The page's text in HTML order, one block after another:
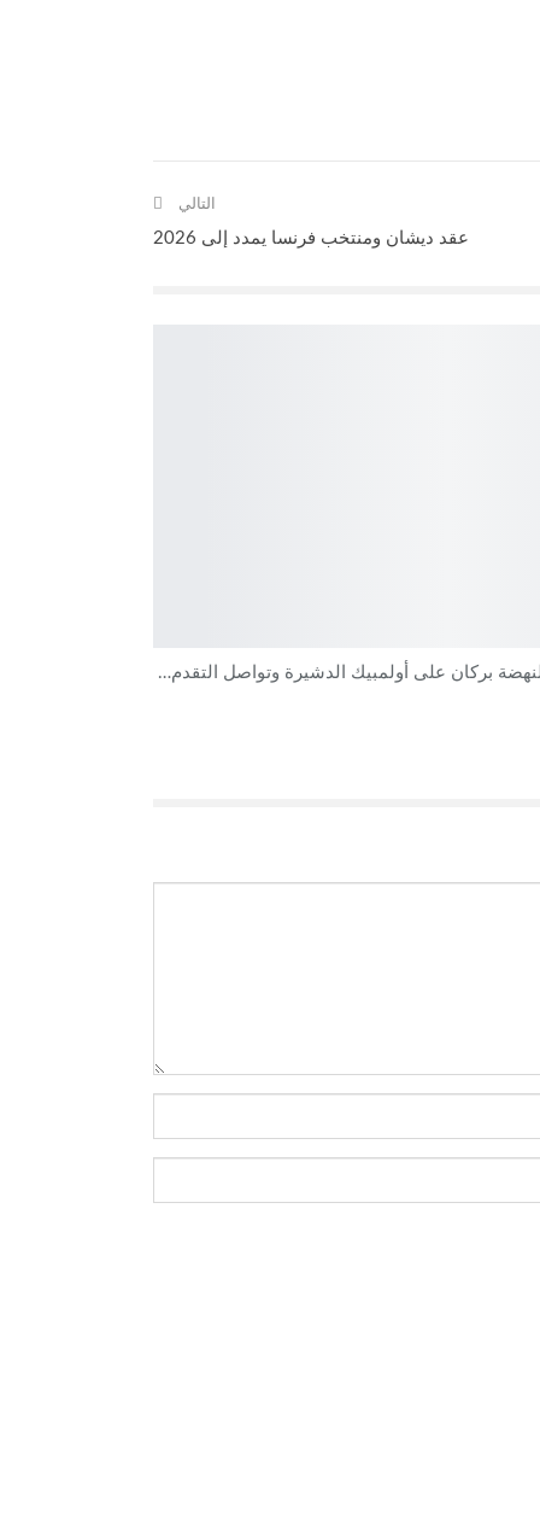
التالي
عقد ديشان ومنتخب فرنسا يمدد إلى 2026
بركان على أولمبيك الدشيرة وتواصل التقدم…